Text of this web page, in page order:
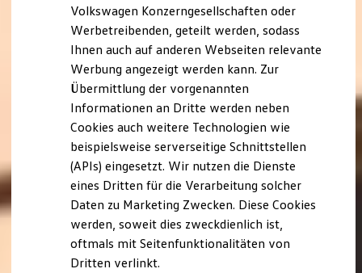
Werkbesichtigung
Factory visit
Lifestyle Shop
Golf Kollektion
ID. Kollektion
Volkswagen Kollektion
GTI Kollektion
Fußball Drop
we drive football
#wedriveproud
Besitzer und Service
myVolkswagen
Software Updates
Service und Ersatzteile
Inspektion und HU/AU
Reparaturen und Checks
Volkswagen Konzerngesellschaften oder
Werbetreibenden, geteilt werden, sodass
Ihnen auch auf anderen Webseiten relevante
Werbung angezeigt werden kann. Zur
Übermittlung der vorgenannten
Informationen an Dritte werden neben
Cookies auch weitere Technologien wie
beispielsweise serverseitige Schnittstellen
(APIs) eingesetzt. Wir nutzen die Dienste
eines Dritten für die Verarbeitung solcher
Daten zu Marketing Zwecken. Diese Cookies
werden, soweit dies zweckdienlich ist,
oftmals mit Seitenfunktionalitäten von
Dritten verlinkt.